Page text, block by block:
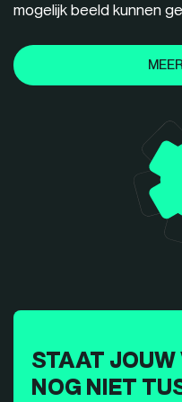
mogelijk beeld kunnen
STAAT JOUW
NOG NIET